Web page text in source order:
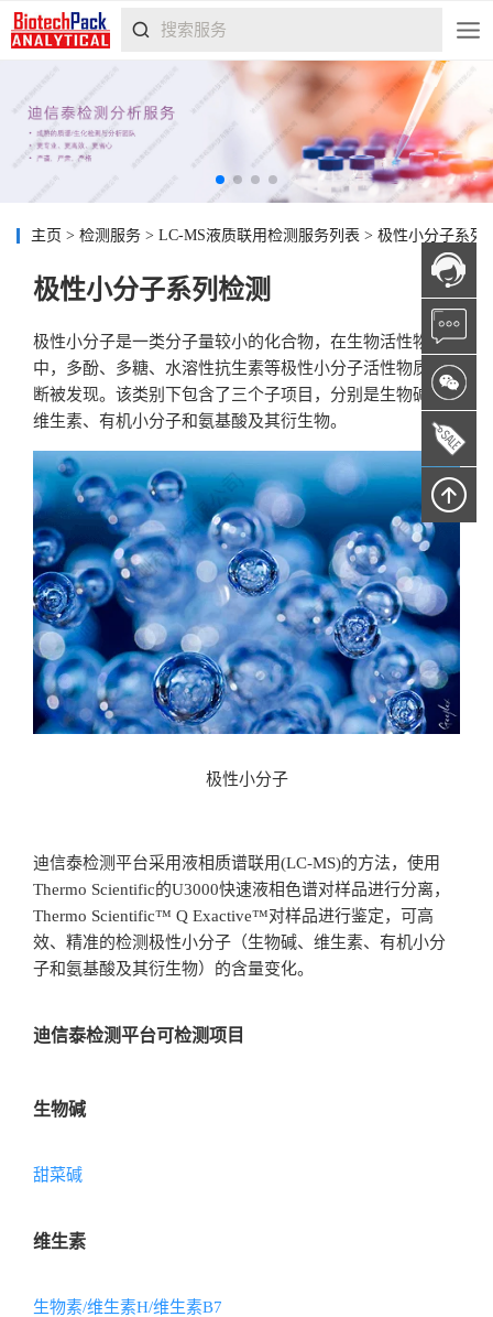
主页 > 检测服务 > LC-MS液质联用检测服务列表 > 极性小分子系列
极性小分子系列检测
极性小分子是一类分子量较小的化合物，在生物活性物质
中，多酚、多糖、水溶性抗生素等极性小分子活性物质不
断被发现。该类别下包含了三个子项目，分别是生物碱、
维生素、有机小分子和氨基酸及其衍生物。
极性小分子
迪信泰检测平台采用液相质谱联用(LC-MS)的方法，使用
Thermo Scientific的U3000快速液相色谱对样品进行分离，
Thermo Scientific™ Q Exactive™对样品进行鉴定，可高
效、精准的检测极性小分子（生物碱、维生素、有机小分
子和氨基酸及其衍生物）的含量变化。
迪信泰检测平台可检测项目
生物碱
甜菜碱
维生素
生物素/维生素H/维生素B7